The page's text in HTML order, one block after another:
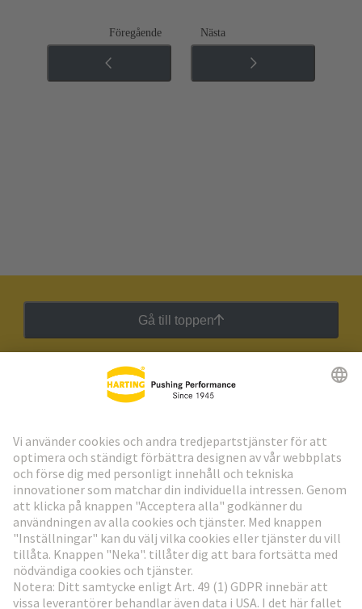
Föregående Nästa
Gå till toppen
HARTING:s nyhetsbrev
Gå till registrering
Social Media